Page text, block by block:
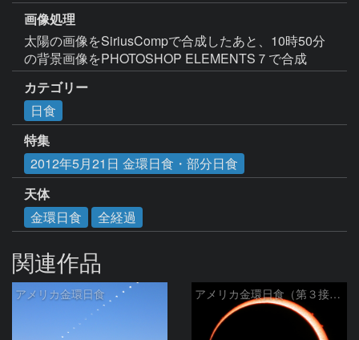
画像処理
太陽の画像をSiriusCompで合成したあと、10時50分
の背景画像をPHOTOSHOP ELEMENTS７で合成
カテゴリー
日食
特集
2012年5月21日 金環日食・部分日食
天体
金環日食
全経過
関連作品
アメリカ金環日食 アメリカ金環日食（第３接触）